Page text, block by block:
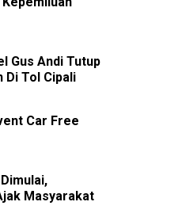
Gus Andi Tutup
Di Tol Cipali
Car Free
Masyarakat